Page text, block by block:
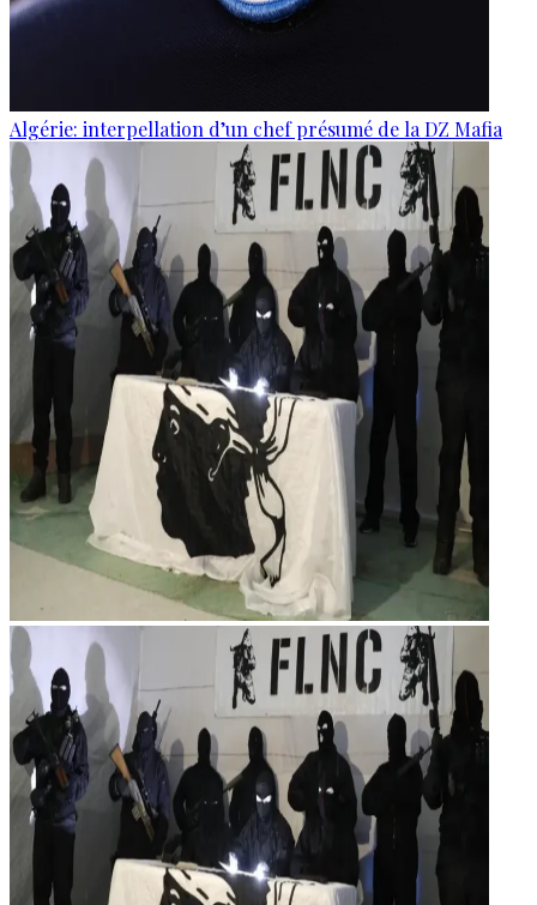
Algérie: interpellation d’un chef présumé de la DZ Mafia